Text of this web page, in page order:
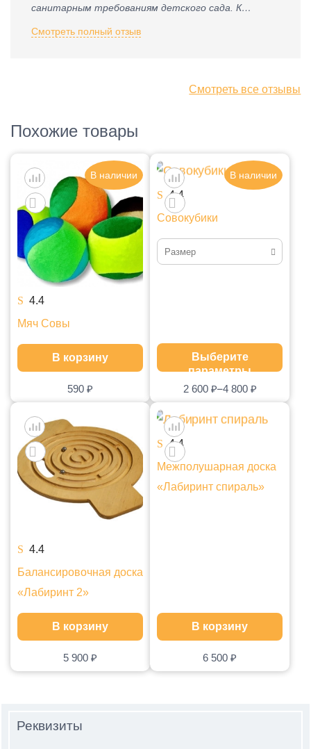
санитарным требованиям детского сада. К
Смотреть полный отзыв
Смотреть все отзывы
Похожие товары
В наличии
590 ₽
4.4
Мяч Совы
В корзину
В наличии
2 600 ₽–4 800 ₽
4.4
Совокубики
Размер
Выберите
параметры
5 900 ₽
4.4
Балансировочная доска
«Лабиринт 2»
В корзину
6 500₽
4.4
Межполушарная доска
«Лабиринт спираль»
В корзину
Реквизиты